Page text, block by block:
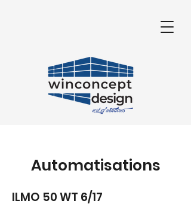
Automatisations
ILMO 50 WT 6/17